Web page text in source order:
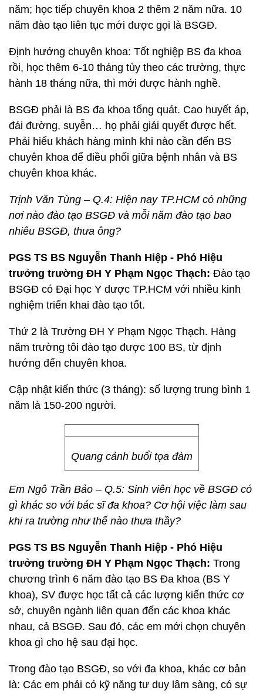
năm; học tiếp chuyên khoa 2 thêm 2 năm nữa. 10
năm đào tạo liên tục mới được gọi là BSGĐ.
Định hướng chuyên khoa: Tốt nghiệp BS đa khoa
rồi, học thêm 6-10 tháng tùy theo các trường, thực
hành 18 tháng nữa, thì mới được hành nghề.
BSGĐ phải là BS đa khoa tổng quát. Cao huyết áp,
đái đường, suyễn… họ phải giải quyết được hết.
Phải hiểu khách hàng mình khi nào cần đến BS
chuyên khoa để điều phối giữa bệnh nhân và BS
chuyên khoa khác.
Trịnh Văn Tùng – Q.4: Hiện nay TP.HCM có những
nơi nào đào tạo BSGĐ và mỗi năm đào tạo bao
nhiêu BSGĐ, thưa ông?
PGS TS BS Nguyễn Thanh Hiệp - Phó Hiệu
trưởng trường ĐH Y Phạm Ngọc Thạch: Đào tạo
BSGĐ có Đại học Y dược TP.HCM với nhiều kinh
nghiệm triển khai đào tạo tốt.
Thứ 2 là Trường ĐH Y Phạm Ngọc Thạch. Hàng
năm trường tôi đào tạo được 100 BS, từ định
hướng đến chuyên khoa.
Cập nhật kiến thức (3 tháng): số lượng trung bình 1
năm là 150-200 người.
Quang cảnh buổi tọa đàm
Em Ngô Trần Bảo – Q.5: Sinh viên học về BSGĐ có
gì khác so với bác sĩ đa khoa? Cơ hội việc làm sau
khi ra trường như thế nào thưa thầy?
PGS TS BS Nguyễn Thanh Hiệp - Phó Hiệu
trưởng trường ĐH Y Phạm Ngọc Thạch: Trong
chương trình 6 năm đào tạo BS Đa khoa (BS Y
khoa), SV được học tất cả các lượng kiến thức cơ
sở, chuyên ngành liên quan đến các khoa khác
nhau, cả BSGĐ. Sau đó, các em mới chọn chuyên
khoa gì cho hệ sau đại học.
Trong đào tạo BSGĐ, so với đa khoa, khác cơ bản
là: Các em phải có kỹ năng tư duy lâm sàng, có sự